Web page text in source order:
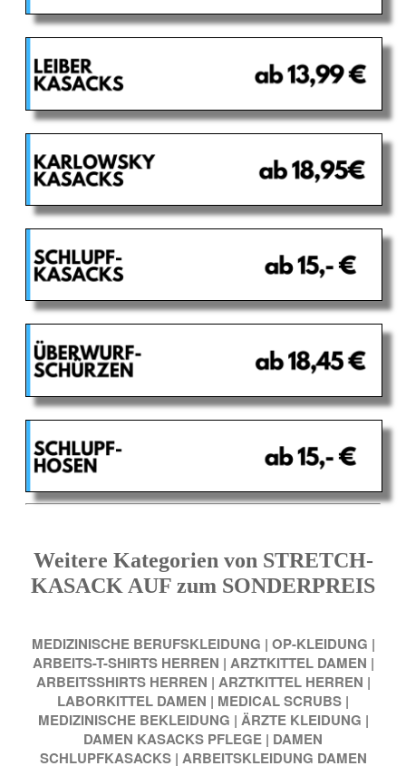
Weitere Kategorien von STRETCH-
KASACK AUF zum SONDERPREIS
MEDIZINISCHE BERUFSKLEIDUNG | OP-KLEIDUNG |
ARBEITS-T-SHIRTS HERREN | ARZTKITTEL DAMEN |
ARBEITSSHIRTS HERREN | ARZTKITTEL HERREN |
LABORKITTEL DAMEN | MEDICAL SCRUBS |
MEDIZINISCHE BEKLEIDUNG | ÄRZTE KLEIDUNG |
DAMEN KASACKS PFLEGE | DAMEN
SCHLUPFKASACKS | ARBEITSKLEIDUNG DAMEN